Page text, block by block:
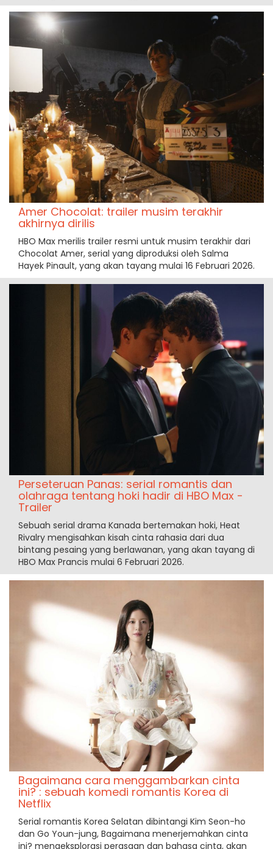
Amer Chocolat: trailer musim terakhir
akhirnya dirilis
HBO Max merilis trailer resmi untuk musim terakhir dari
Chocolat Amer, serial yang diproduksi oleh Salma
Hayek Pinault, yang akan tayang mulai 16 Februari 2026.
Perseteruan Panas: serial romantis dan
olahraga tentang hoki hadir di HBO Max -
Trailer
Sebuah serial drama Kanada bertemakan hoki, Heat
Rivalry mengisahkan kisah cinta rahasia dari dua
bintang pesaing yang berlawanan, yang akan tayang di
HBO Max Prancis mulai 6 Februari 2026.
Bagaimana cara menggambarkan cinta
ini? : sebuah komedi romantis Korea di
Netflix
Serial romantis Korea Selatan dibintangi Kim Seon-ho
dan Go Youn-jung, Bagaimana menerjemahkan cinta
ini? mengeksplorasi perasaan dan bahasa cinta, akan